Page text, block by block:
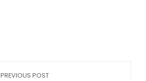
PREVIOUS POST